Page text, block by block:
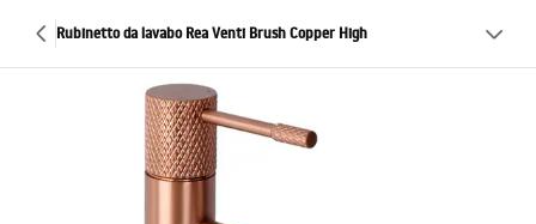
Rubinetto da lavabo Rea Venti Brush Copper High